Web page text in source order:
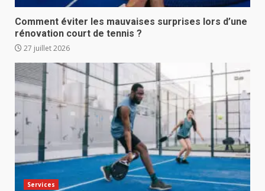
Comment éviter les mauvaises surprises lors d’une
rénovation court de tennis ?
27 juillet 2026
Services